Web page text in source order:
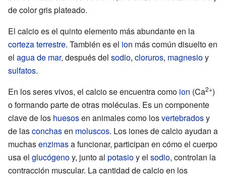
de color gris plateado.
El calcio es el quinto elemento más abundante en la
corteza terrestre. También es el ion más común disuelto en
el agua de mar, después del sodio, cloruros, magnesioy
sulfatos.
En los seres vivos, el calcio se encuentra como ion (Ca2+)
o formando parte de otras moléculas. Es un componente
clave de los huesosen animales como losvertebradosy
de lasconchasen moluscos. Los iones de calcio ayudan a
muchasenzimasa funcionar, participan en cómo el cuerpo
usa el glucógenoy, junto al potasioy el sodio, controlan la
contracción muscular. La cantidad de calcio en los